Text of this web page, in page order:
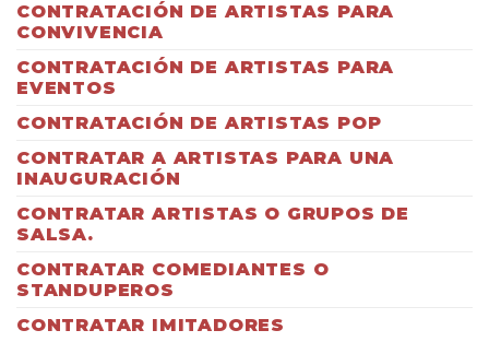
CONTRATACIÓN DE ARTISTAS PARA
CONVIVENCIA
CONTRATACIÓN DE ARTISTAS PARA
EVENTOS
CONTRATACIÓN DE ARTISTAS POP
CONTRATAR A ARTISTAS PARA UNA
INAUGURACIÓN
CONTRATAR ARTISTAS O GRUPOS DE
SALSA.
CONTRATAR COMEDIANTES O
STANDUPEROS
CONTRATAR IMITADORES